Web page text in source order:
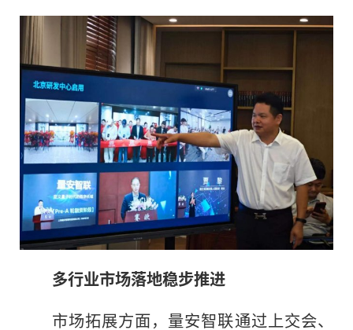
多行业市场落地稳步推进
市场拓展方面，量安智联通过上交会、